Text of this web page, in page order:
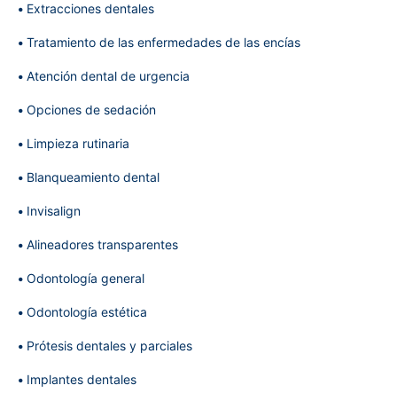
Extracciones dentales
Tratamiento de las enfermedades de las encías
Atención dental de urgencia
Opciones de sedación
Limpieza rutinaria
Blanqueamiento dental
Invisalign
Alineadores transparentes
Odontología general
Odontología estética
Prótesis dentales y parciales
Implantes dentales